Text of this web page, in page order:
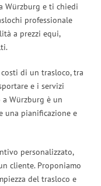
Würzburg e ti chiedi
professionale
a prezzi equi,
di un trasloco, tra
e i servizi
Würzburg è un
una pianificazione e
personalizzato,
cliente. Proponiamo
del trasloco e